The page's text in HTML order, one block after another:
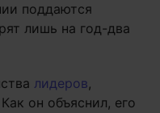
поддаются
лишь на год-два
лидеров,
он объяснил, его